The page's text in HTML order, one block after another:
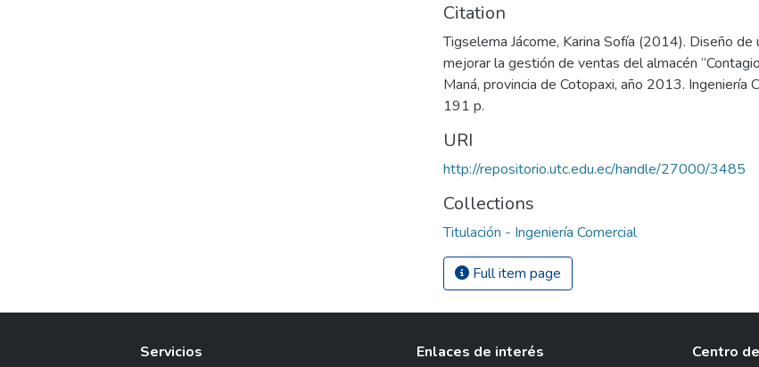
Citation
Tigselema Jácome, Karina Sofía (2014). Diseño de
mejorar la gestión de ventas del almacén
Maná, provincia de Cotopaxi, año 2013. Ingeniería
191 p.
URI
http://repositorio.utc.edu.ec/handle/27000/3485
Collections
Titulación - Ingeniería Comercial
Full item page
Servicios Enlaces de interés Centro